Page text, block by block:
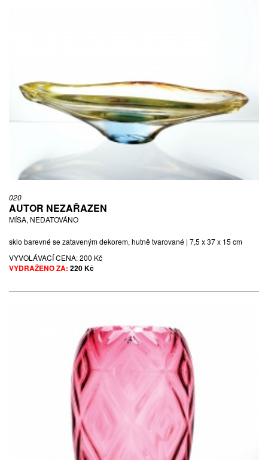
020
AUTOR NEZAŘAZEN
MÍSA, NEDATOVÁNO
sklo barevné se zataveným dekorem, hutně tvarované | 7,5 x 37 x 15 cm
VYVOLÁVACÍ CENA:200 Kč
VYDRAŽENO ZA: 220 Kč